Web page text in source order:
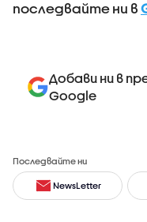
последвайте ни в
Добави ни в
Google
Последвайте ни
NewsLetter